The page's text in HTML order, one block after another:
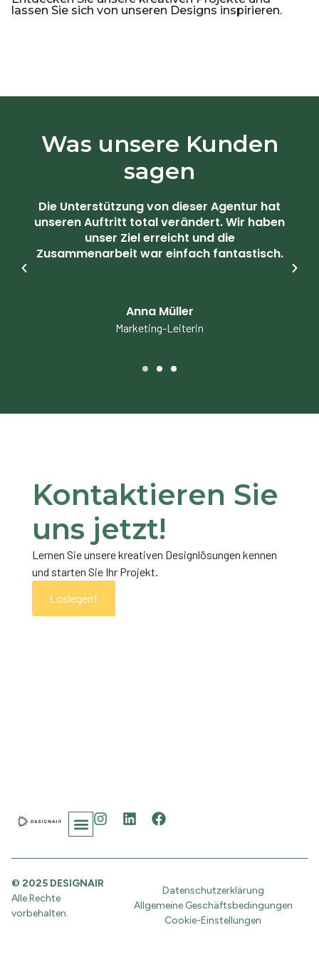
lassen Sie sich von unseren Designs inspirieren.
Was unsere Kunden
sagen
Die Unterstützung von dieser Agentur hat
unseren Auftritt total verändert. Wir haben
unser Ziel erreicht und die
Zusammenarbeit war einfach fantastisch.
Anna Müller
Marketing-Leiterin
Kontaktieren Sie
uns jetzt!
Lernen Sie unsere kreativen Designlösungen kennen
und starten Sie Ihr Projekt.
Loslegen!
© 2025 DESIGNAIR
Alle Rechte
vorbehalten.
Datenschutzerklärung
Allgemeine Geschäftsbedingungen
Cookie-Einstellungen